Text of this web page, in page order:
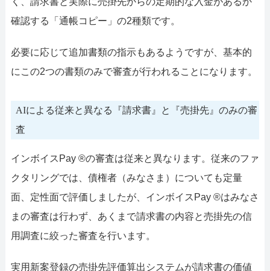
確認する「通帳コピー」の2種類です。
必要に応じて追加書類の指示もあるようですが、基本的
にこの2つの書類のみで審査が行われることになります。
AIによる従来と異なる『請求書』と『売掛先』のみの審
査
インボイスPay ®の審査は従来と異なります。従来のファ
クタリングでは、債権者（みなさま）についても定量
面、定性面で評価しましたが、インボイスPay ®はみなさ
まの審査は行わず、あくまで請求書の内容と売掛先の信
用調査に絞った審査を行います。
実用新案登録の売掛先評価算出システムが請求書の価値